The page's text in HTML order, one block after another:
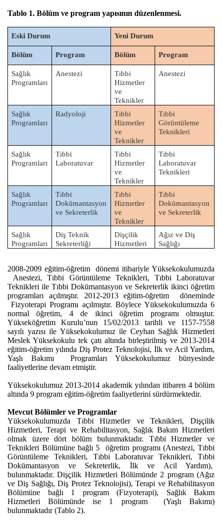
Tablo 1. Bölüm ve program yapısının düzenlenmesi.
Eski Durum Yeni Durum
Bölüm Program Bölüm Program
Sağlık
Programları
Anestezi
Tıbbi
Hizmetler
ve
Teknikler
Anestezi
Sağlık
Programları
Radyoloji
Tıbbi
Hizmetler
ve
Teknikler
Tıbbi
Görüntüleme
Teknikleri
Sağlık
Programları
Tıbbi
Laboratuvar
Tıbbi
Hizmetler
ve
Teknikler
Tıbbi
Laboratuvar
Teknikleri
Sağlık
Programları
Tıbbi
Dokümantasyon
ve Sekreterlik
Tıbbi
Hizmetler
ve
Teknikler
Tıbbi
Dokümantasyon
ve Sekreterlik
Sağlık
Programları
Diş Teknik
Sekreterliği
Dişçilik
Hizmetleri
Ağız ve Diş
Sağlığı
2008-2009 eğitim-öğretim dönemi itibariyle Yüksekokulumuzda
Anestezi, Tıbbi Görüntüleme Teknikleri, Tıbbi Laboratuvar
Teknikleri ile Tıbbi Dokümantasyon ve Sekreterlik ikinci öğretim
programları açılmıştır. 2012-2013 eğitim-öğretim döneminde
Fizyoterapi Programı açılmıştır. Böylece Yüksekokulumuzda 6
normal öğretim, 4 de ikinci öğretim programı olmuştur.
Yükseköğretim Kurulu’nun 15/02/2013 tarihli ve 1157-7558
sayılı yazısı ile Yüksekokulumuz ile Ceyhan Sağlık Hizmetleri
Meslek Yüksekokulu tek çatı altında birleştirilmiş ve 2013-2014
eğitim-öğretim yılında Diş Protez Teknolojisi, İlk ve Acil Yardım,
Yaşlı Bakımı Programları Yüksekokulumuz bünyesinde
faaliyetlerine devam etmiştir.
Yüksekokulumuz 2013-2014 akademik yılından itibaren 4 bölüm
altında 9 program eğitim-öğretim faaliyetlerini sürdürmektedir.
Mevcut Bölümler ve Programlar
Yüksekokulumuzda Tıbbi Hizmetler ve Teknikleri, Dişçilik
Hizmetleri, Terapi ve Rehabilitasyon, Sağlık Bakım Hizmetleri
olmak üzere dört bölüm bulunmaktadır. Tıbbi Hizmetler ve
Teknikleri Bölümüne bağlı 5 öğretim programı (Anestezi, Tıbbi
Görüntüleme Teknikleri, Tıbbi Laboratuvar Teknikleri, Tıbbi
Dokümantasyon ve Sekreterlik, İlk ve Acil Yardım),
bulunmaktadır. Dişçilik Hizmetleri Bölümünde 2 program (Ağız
ve Diş Sağlığı, Diş Protez Teknolojisi), Terapi ve Rehabilitasyon
Bölümüne bağlı 1 program (Fizyoterapi), Sağlık Bakım
Hizmetleri Bölümünde ise 1 program (Yaşlı Bakımı)
bulunmaktadır (Tablo 2).